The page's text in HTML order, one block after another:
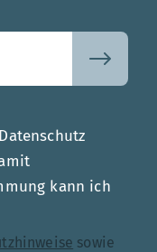
kann ich
sowie